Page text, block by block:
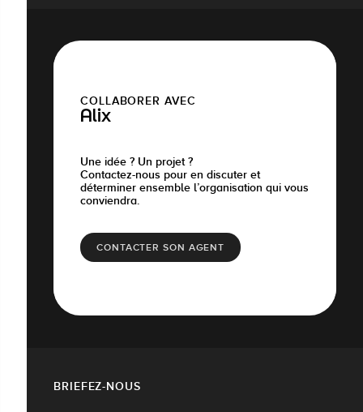
COLLABORER AVEC
Alix
Une idée ? Un projet ?
Contactez-nous pour en discuter et
déterminer ensemble l’organisation qui vous
conviendra.
CONTACTER SON AGENT
BRIEFEZ-NOUS